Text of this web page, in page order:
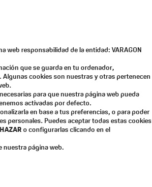
PERSONAL
web responsabilidad de la entidad: VARAGON
que se guarda en tu ordenador,
cookies son nuestras y otras pertenecen
para que nuestra página web pueda
activadas por defecto.
en base a tus preferencias, o para poder
personales. Puedes aceptar todas estas cookies
o configurarlas clicando en el
nuestra página web.